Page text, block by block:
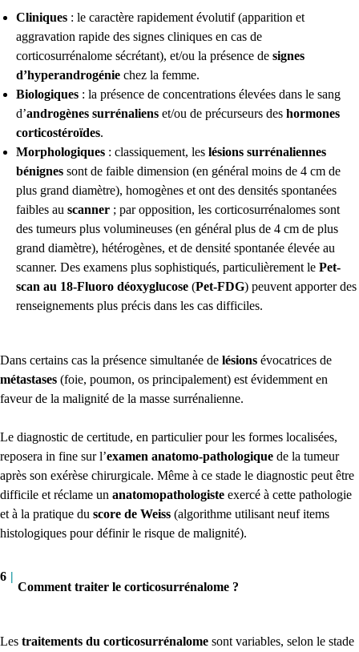
Cliniques : le caractère rapidement évolutif (apparition et
aggravation rapide des signes cliniques en cas de
corticosurrénalome sécrétant), et/ou la présence de signes
d’hyperandrogénie chez la femme.
Biologiques : la présence de concentrations élevées dans le sang
d’androgènes surrénaliens et/ou de précurseurs des hormones
corticostéroïdes.
Morphologiques : classiquement, les lésions surrénaliennes
bénignes sont de faible dimension (en général moins de 4 cm de
plus grand diamètre), homogènes et ont des densités spontanées
faibles au scanner ; par opposition, les corticosurrénalomes sont
des tumeurs plus volumineuses (en général plus de 4 cm de plus
grand diamètre), hétérogènes, et de densité spontanée élevée au
scanner. Des examens plus sophistiqués, particulièrement le Pet-
scan au 18-Fluoro déoxyglucose (Pet-FDG) peuvent apporter des
renseignements plus précis dans les cas difficiles.
Dans certains cas la présence simultanée de lésions évocatrices de
métastases (foie, poumon, os principalement) est évidemment en
faveur de la malignité de la masse surrénalienne.
Le diagnostic de certitude, en particulier pour les formes localisées,
reposera in fine sur l’examen anatomo-pathologique de la tumeur
après son exérèse chirurgicale. Même à ce stade le diagnostic peut être
difficile et réclame un anatomopathologiste exercé à cette pathologie
et à la pratique du score de Weiss (algorithme utilisant neuf items
histologiques pour définir le risque de malignité).
6 |
Comment traiter le corticosurrénalome ?
Les traitements du corticosurrénalome sont variables, selon le stade